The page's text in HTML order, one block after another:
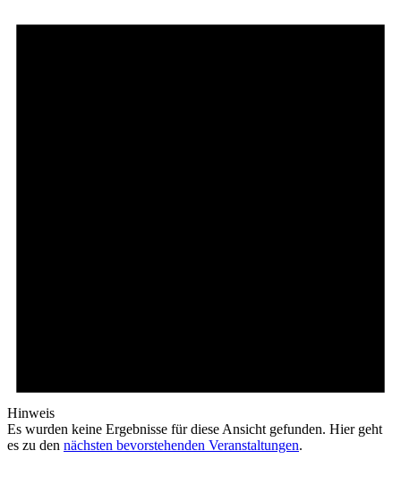
Hinweis
Es wurden keine Ergebnisse für diese Ansicht gefunden. Hier geht
es zu den nächsten bevorstehenden Veranstaltungen.